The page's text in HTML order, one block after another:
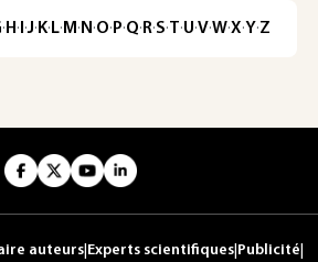
· H · ·J· K· L· M · N ·O· P·Q· R·S·T·U·V·W·X·Y·Z
auteurs Experts scientifiques Publicité